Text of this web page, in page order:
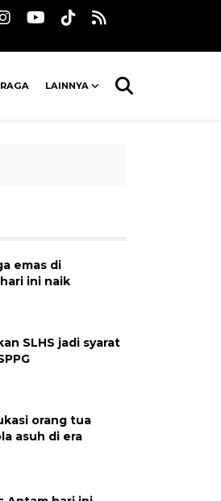
LAINNYA
emas di
ini naik
SLHS jadi syarat
orang tua
asuh di era